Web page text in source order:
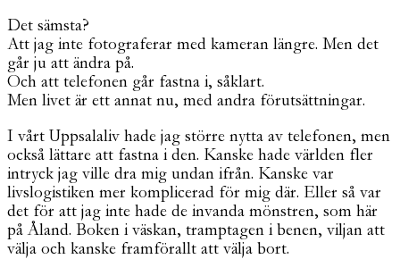
Det sämsta?
Att jag inte fotograferar med kameran längre. Men det
går ju att ändra på.
Och att telefonen går fastna i, såklart.
Men livet är ett annat nu, med andra förutsättningar.
I vårt Uppsalaliv hade jag större nytta av telefonen, men
också lättare att fastna i den. Kanske hade världen fler
intryck jag ville dra mig undan ifrån. Kanske var
livslogistiken mer komplicerad för mig där. Eller så var
det för att jag inte hade de invanda mönstren, som här
på Åland. Boken i väskan, tramptagen i benen, viljan att
välja och kanske framförallt att välja bort.